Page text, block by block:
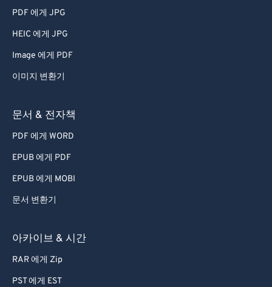
PDF 에게 JPG
HEIC 에게 JPG
Image 에게 PDF
이미지 변환기
문서 & 전자책
PDF 에게 WORD
EPUB 에게 PDF
EPUB 에게 MOBI
문서 변환기
아카이브 & 시간
RAR 에게 Zip
PST 에게 EST